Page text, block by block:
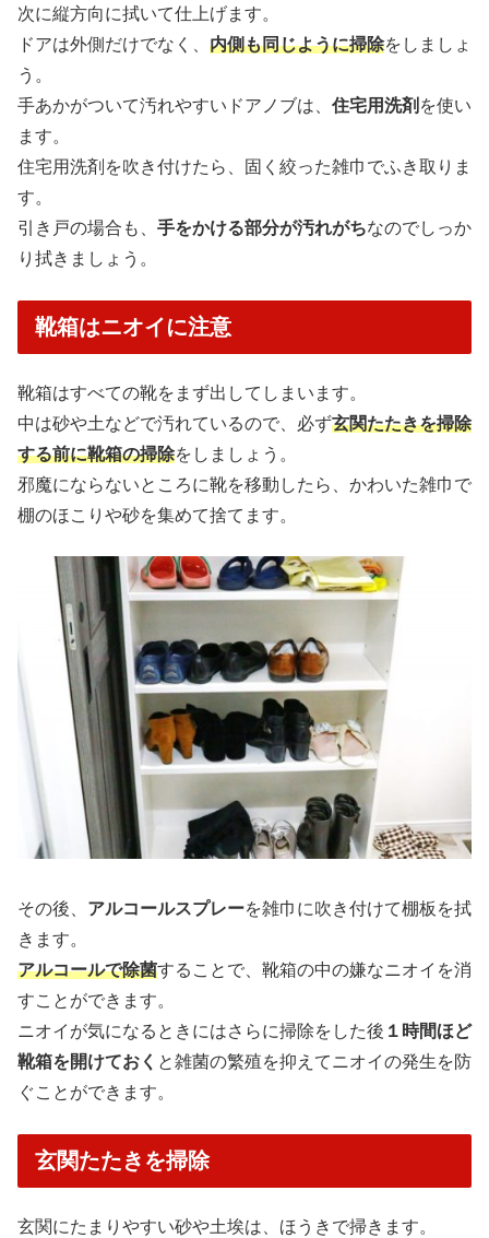
次に縦方向に拭いて仕上げます。
ドアは外側だけでなく、 内側も同じように掃除をしましょ
う。
手あかがついて汚れやすいドアノブは、 住宅用洗剤 を使い
ます。
住宅用洗剤を吹き付けたら、固く絞った雑巾でふき取りま
す。
引き戸の場合も、 手をかける部分が汚れがちなのでしっか
り拭きましょう。
靴箱はニオイに注意
靴箱はすべての靴をまず出してしまいます。
中は砂や土などで汚れているので、必ず玄関たたきを掃除
する前に靴箱の掃除をしましょう。
邪魔にならないところに靴を移動したら、かわいた雑巾で
棚のほこりや砂を集めて捨てます。
その後、 アルコールスプレーを雑巾に吹き付けて棚板を拭
きます。
アルコールで除菌することで、靴箱の中の嫌なニオイを消
すことができます。
ニオイが気になるときにはさらに掃除をした後 １時間ほど
靴箱を開けておく と雑菌の繁殖を抑えてニオイの発生を防
ぐことができます。
玄関たたきを掃除
玄関にたまりやすい砂や土埃は、ほうきで掃きます。